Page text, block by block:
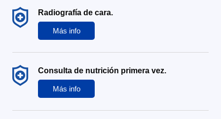
Radiografía de cara.
Más info
Consulta de nutrición primera vez.
Más info